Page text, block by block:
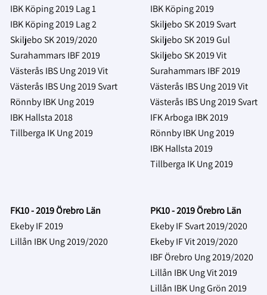
IBK Köping 2019 Lag 1
IBK Köping 2019
IBK Köping 2019 Lag 2
Skiljebo SK 2019 Svart
Skiljebo SK 2019/2020
Skiljebo SK 2019 Gul
Surahammars IBF 2019
Skiljebo SK 2019 Vit
Västerås IBS Ung 2019 Vit
Surahammars IBF 2019
Västerås IBS Ung 2019 Svart
Västerås IBS Ung 2019 Vit
Rönnby IBK Ung 2019
Västerås IBS Ung 2019 Svart
IBK Hallsta 2018
IFK Arboga IBK 2019
Tillberga IK Ung 2019
Rönnby IBK Ung 2019
IBK Hallsta 2019
Tillberga IK Ung 2019
FK10 - 2019 Örebro Län
PK10 - 2019 Örebro Län
Ekeby IF 2019
Ekeby IF Svart 2019/2020
Lillån IBK Ung 2019/2020
Ekeby IF Vit 2019/2020
IBF Örebro Ung 2019/2020
Lillån IBK Ung Vit2019
Lillån IBK Ung Grön2019